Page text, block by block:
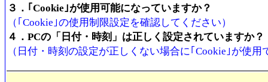
３．｢Cookie｣が使用可能になっていますか？
（｢Cookie｣の使用制限設定を確認してください）
４．PCの「日付・時刻」は正しく設定されていますか？
（日付・時刻の設定が正しくない場合に｢Cookie｣が使